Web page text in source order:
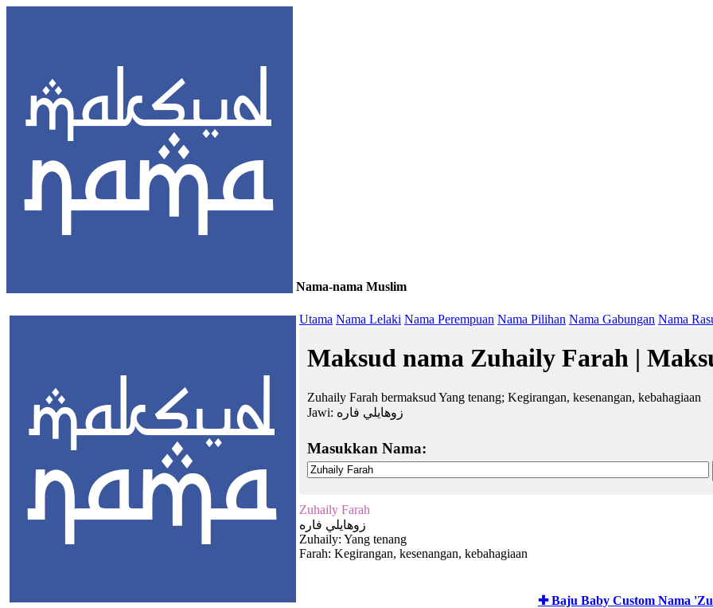
Nama-nama Muslim
Utama Nama Lelaki Nama Perempuan Nama Pilihan Nama Gabungan Nama
Maksud nama Zuhaily Farah |
Zuhaily Farah bermaksud Yang tenang; Kegirangan, kesenangan, kebahagiaan
Jawi: زوهايلي فاره
Masukkan Nama:
Zuhaily Farah
زوهايلي فاره
Zuhaily: Yang tenang
Farah: Kegirangan, kesenangan, kebahagiaan
✚ Baju Baby Custom Nama